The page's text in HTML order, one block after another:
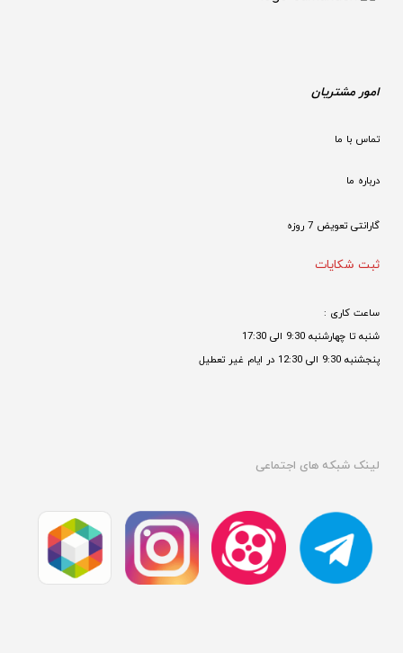
امور مشتریان
تماس با ما
درباره ما
گارانتی تعویض 7 روزه
ثبت شکایات
ساعت کاری :
شنبه تا چهارشنبه 9:30 الی 17:30
پنجشنبه 9:30 الی 12:30 در ایام غیر تعطیل
لینک شبکه های اجتماعی